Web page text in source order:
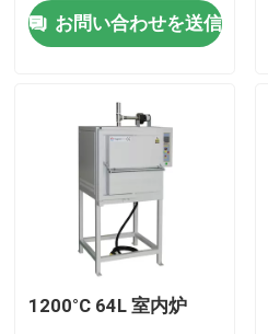
品質管理
引金 を 求め て ください
Programtherm
高温管炉
お問い合わせを送信
1200°C 64L 室内炉